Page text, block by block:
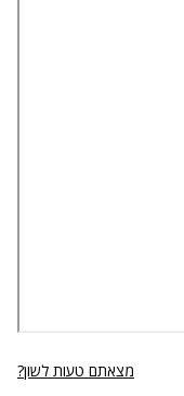
מצאתם טעות לשון?